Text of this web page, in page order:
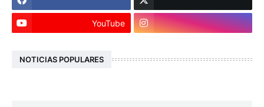
YouTube
NOTICIAS POPULARES